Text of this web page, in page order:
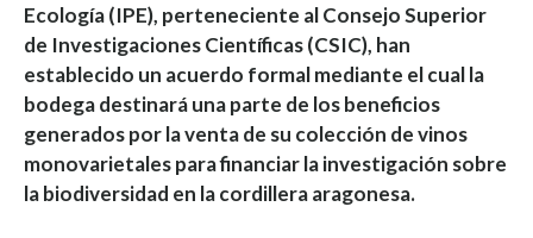
Ecología (IPE), perteneciente al Consejo Superior
de Investigaciones Científicas (CSIC), han
establecido un acuerdo formal mediante el cual la
bodega destinará una parte de los beneficios
generados por la venta de su colección de vinos
monovarietales para financiar la investigación sobre
la biodiversidad en la cordillera aragonesa.